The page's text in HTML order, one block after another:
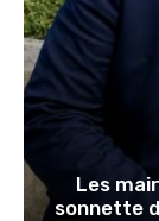
Les
sonnette